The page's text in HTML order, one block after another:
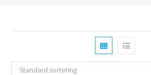
Standard sortering